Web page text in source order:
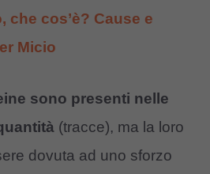
che cos’è? Cause e
Micio
sono presenti nelle
(tracce), ma la loro
dovuta ad uno sforzo